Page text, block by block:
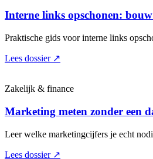
Interne links opschonen:
Praktische gids voor interne links
Lees dossier ↗
Zakelijk & finance
Marketing meten zonder een
Leer welke marketingcijfers je echt
Lees dossier ↗